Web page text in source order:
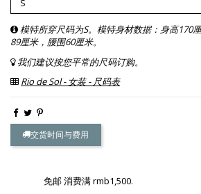
模特所穿尺码为S。模特身材数据：身高170
89厘米，腰围60厘米。
我们建议按您平常的尺码订购。
Rio de Sol - 女装 - 尺码表
交货时间与费用
免邮 消费满 rmb1,500.